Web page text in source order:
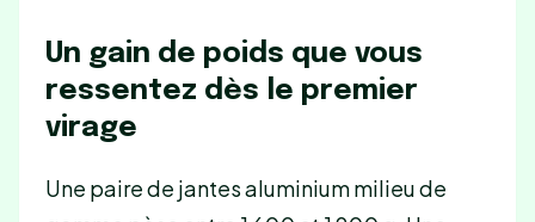
Un gain de poids que vous
ressentez dès le premier
virage
Une paire de jantes aluminium milieu de